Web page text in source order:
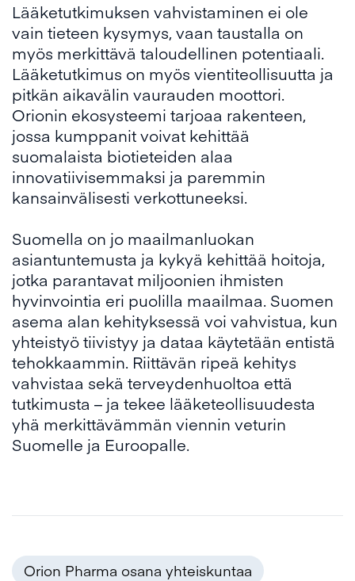
Lääketutkimuksen vahvistaminen ei ole
vain tieteen kysymys, vaan taustalla on
myös merkittävä taloudellinen potentiaali.
Lääketutkimus on myös vientiteollisuutta ja
pitkän aikavälin vaurauden moottori.
Orionin ekosysteemi tarjoaa rakenteen,
jossa kumppanit voivat kehittää
suomalaista biotieteiden alaa
innovatiivisemmaksi ja paremmin
kansainvälisesti verkottuneeksi.
Suomella on jo maailmanluokan
asiantuntemusta ja kykyä kehittää hoitoja,
jotka parantavat miljoonien ihmisten
hyvinvointia eri puolilla maailmaa. Suomen
asema alan kehityksessä voi vahvistua, kun
yhteistyö tiivistyy ja dataa käytetään entistä
tehokkaammin. Riittävän ripeä kehitys
vahvistaa sekä terveydenhuoltoa että
tutkimusta – ja tekee lääketeollisuudesta
yhä merkittävämmän viennin veturin
Suomelle ja Euroopalle.
Orion Pharma osana yhteiskuntaa